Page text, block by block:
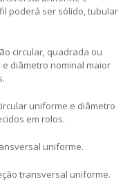
poderá ser sólido, tubular
circular, quadrada ou
diâmetro nominal maior
uniforme e diâmetro
em rolos.
uniforme.
transversal uniforme.